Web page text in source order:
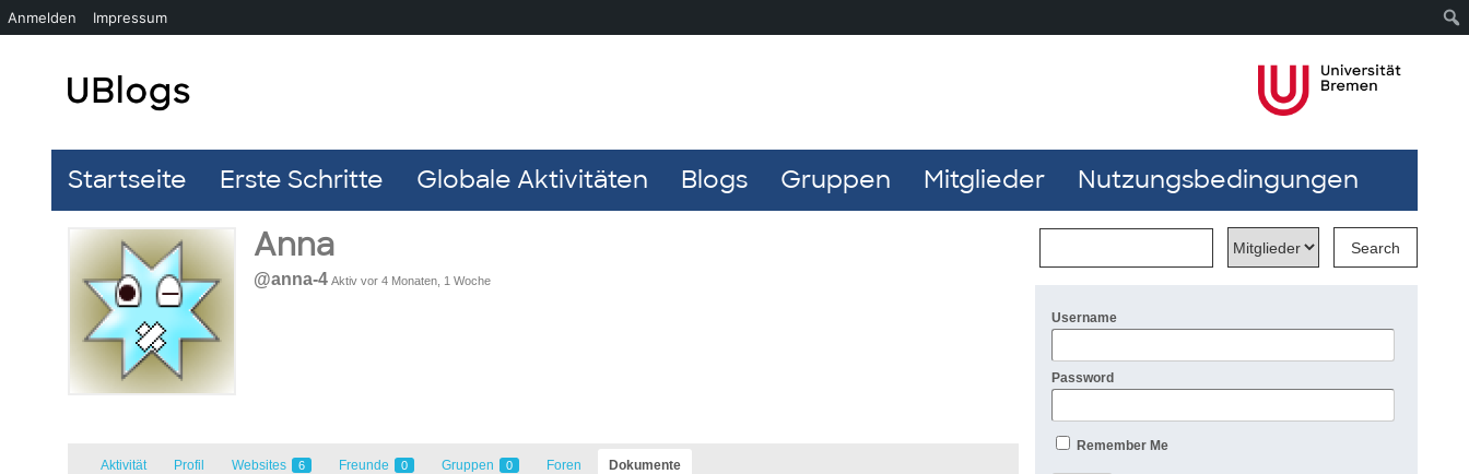
Startseite Erste Schritte Globale Aktivitäten Blogs Gruppen Mitglieder Nutzungsbedingungen
Anna
@anna-4 Aktiv vor 4 Monaten, 1 Woche
Aktivität Profil Websites 6 Freunde 0 Gruppen 0 Foren Dokumente
Username
Password
Remember Me
Anmelden Impressum